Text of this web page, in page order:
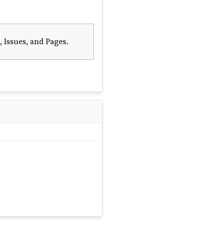
, Issues, and Pages.